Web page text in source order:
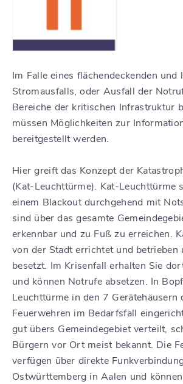
Im Falle eines flächendeckenden und
Stromausfalls, oder Ausfall der
Bereiche der kritischen Infrastruktur
müssen Möglichkeiten zur
bereitgestellt werden.
Hier greift das Konzept der
(Kat-Leuchttürme). Kat-Leuchttürme
einem Blackout durchgehend mit
sind über das gesamte
erkennbar und zu Fuß zu erreichen.
von der Stadt errichtet und
besetzt. Im Krisenfall erhalten Sie
und können Notrufe absetzen. In
Leuchttürme in den 7 Gerätehäusern
Feuerwehren im Bedarfsfall
gut übers Gemeindegebiet verteilt,
Bürgern vor Ort meist bekannt. Die
verfügen über direkte
Ostwürttemberg in Aalen und